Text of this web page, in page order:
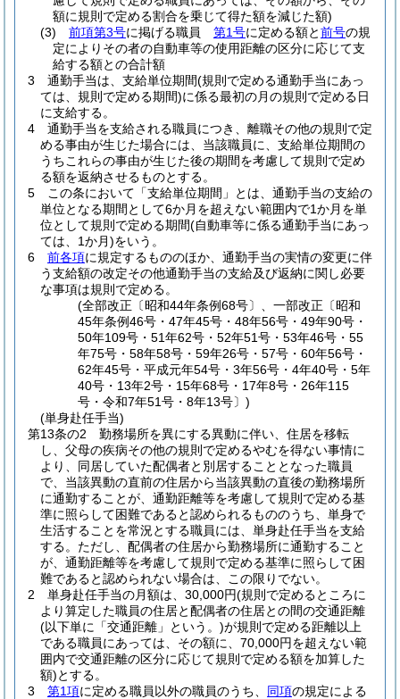
額に規則で定める割合を乗じて得た額を減じた額)
(3)
前項第3号に掲げる職員 第1号に定める額と前号の規
定によりその者の自動車等の使用距離の区分に応じて支
給する額との合計額
3
通勤手当は、支給単位期間(規則で定める通勤手当にあっ
ては、規則で定める期間)に係る最初の月の規則で定める日
に支給する。
4
通勤手当を支給される職員につき、離職その他の規則で定
める事由が生じた場合には、当該職員に、支給単位期間の
うちこれらの事由が生じた後の期間を考慮して規則で定め
る額を返納させるものとする。
5
この条において「支給単位期間」とは、通勤手当の支給の
単位となる期間として6か月を超えない範囲内で1か月を単
位として規則で定める期間(自動車等に係る通勤手当にあっ
ては、1か月)をいう。
6
前各項に規定するもののほか、通勤手当の実情の変更に伴
う支給額の改定その他通勤手当の支給及び返納に関し必要
な事項は規則で定める。
(全部改正〔昭和44年条例68号〕、一部改正〔昭和
45年条例46号・47年45号・48年56号・49年90号・
50年109号・51年62号・52年51号・53年46号・55
年75号・58年58号・59年26号・57号・60年56号・
62年45号・平成元年54号・3年56号・4年40号・5年
40号・13年2号・15年68号・17年8号・26年115
号・令和7年51号・8年13号〕)
(単身赴任手当)
第13条の2
勤務場所を異にする異動に伴い、住居を移転
し、父母の疾病その他の規則で定めるやむを得ない事情に
より、同居していた配偶者と別居することとなった職員
で、当該異動の直前の住居から当該異動の直後の勤務場所
に通勤することが、通勤距離等を考慮して規則で定める基
準に照らして困難であると認められるもののうち、単身で
生活することを常況とする職員には、単身赴任手当を支給
する。 ただし、配偶者の住居から勤務場所に通勤すること
が、通勤距離等を考慮して規則で定める基準に照らして困
難であると認められない場合は、この限りでない。
2
単身赴任手当の月額は、30,000円(規則で定めるところに
より算定した職員の住居と配偶者の住居との間の交通距離
(以下単に「交通距離」という。)が規則で定める距離以上
である職員にあっては、その額に、70,000円を超えない範
囲内で交通距離の区分に応じて規則で定める額を加算した
額)とする。
3
第1項に定める職員以外の職員のうち、 同項の規定による